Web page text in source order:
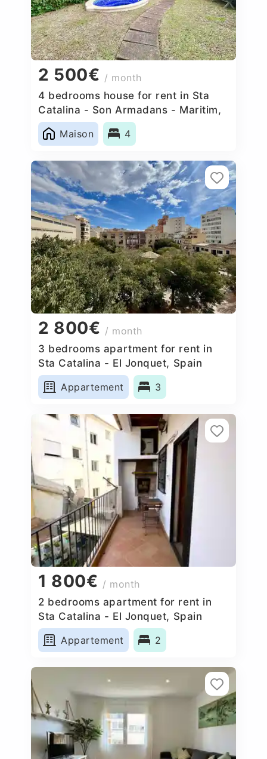
2 500€ / month
4 bedrooms house for rent in Sta
Catalina - Son Armadans - Maritim,
Spain
Maison
4
2 800€ / month
3 bedrooms apartment for rent in
Sta Catalina - El Jonquet, Spain
Appartement
3
1 800€ / month
2 bedrooms apartment for rent in
Sta Catalina - El Jonquet, Spain
Appartement
2